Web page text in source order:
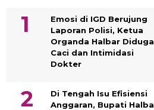
Emosi di IGD Berujung
Laporan Polisi, Ketua
Organda Halbar Diduga
Caci dan Intimidasi
Dokter
Di Tengah Isu Efisiensi
Anggaran, Bupati